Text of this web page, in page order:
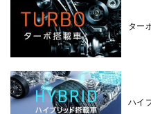
ター
ハイ